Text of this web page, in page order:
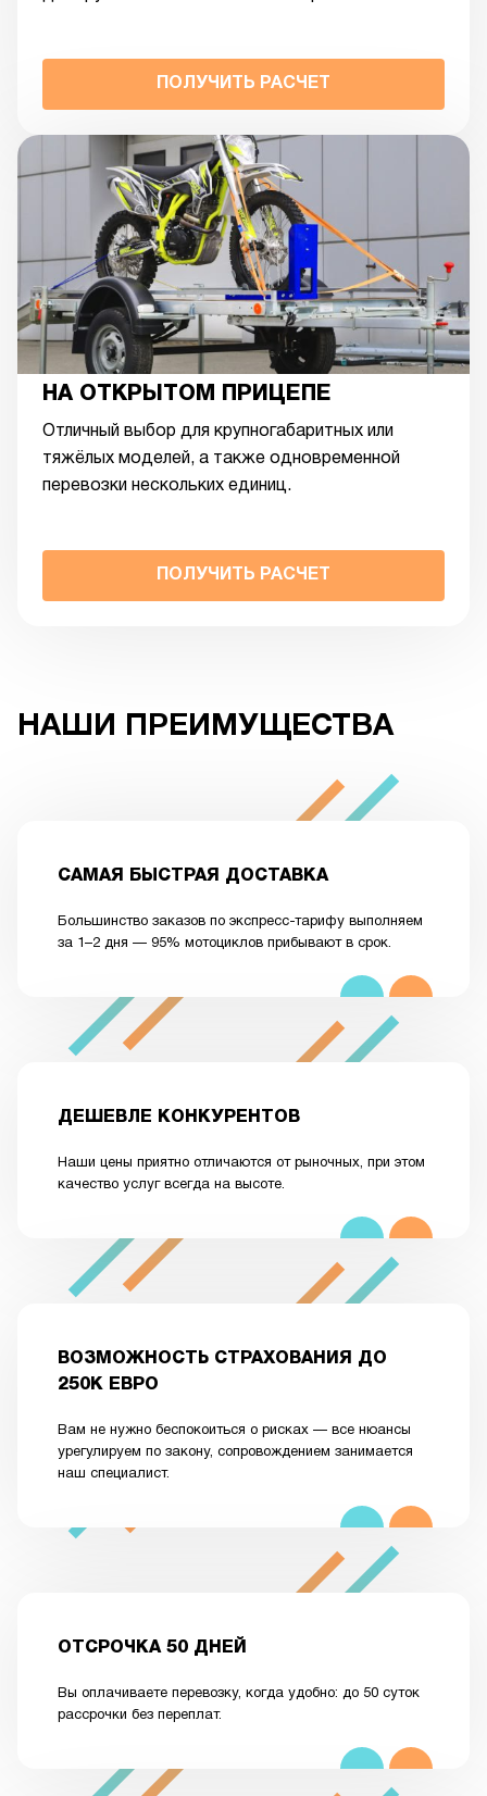
ПОЛУЧИТЬ РАСЧЕТ
НА ОТКРЫТОМ ПРИЦЕПЕ
Отличный выбор для крупногабаритных или
тяжёлых моделей, а также одновременной
перевозки нескольких единиц.
ПОЛУЧИТЬ РАСЧЕТ
НАШИ ПРЕИМУЩЕСТВА
САМАЯ БЫСТРАЯ ДОСТАВКА
Большинство заказов по экспресс-тарифу выполняем
за 1–2 дня — 95% мотоциклов прибывают в срок.
ДЕШЕВЛЕ КОНКУРЕНТОВ
Наши цены приятно отличаются от рыночных, при этом
качество услуг всегда на высоте.
ВОЗМОЖНОСТЬ СТРАХОВАНИЯ ДО
250К ЕВРО
Вам не нужно беспокоиться о рисках — все нюансы
урегулируем по закону, сопровождением занимается
наш специалист.
ОТСРОЧКА 50 ДНЕЙ
Вы оплачиваете перевозку, когда удобно: до 50 суток
рассрочки без переплат.